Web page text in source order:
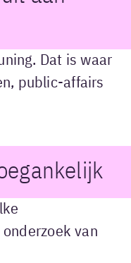
Dat is waar
public-affairs
van